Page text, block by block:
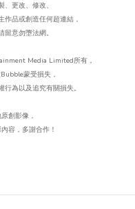
更改、 修改、
作品或創造任何超連結，
留意勿墮法網。
Media Limited所有，
蒙受損失，
為以及追究有關損失。
創影像，
容，多謝合作！